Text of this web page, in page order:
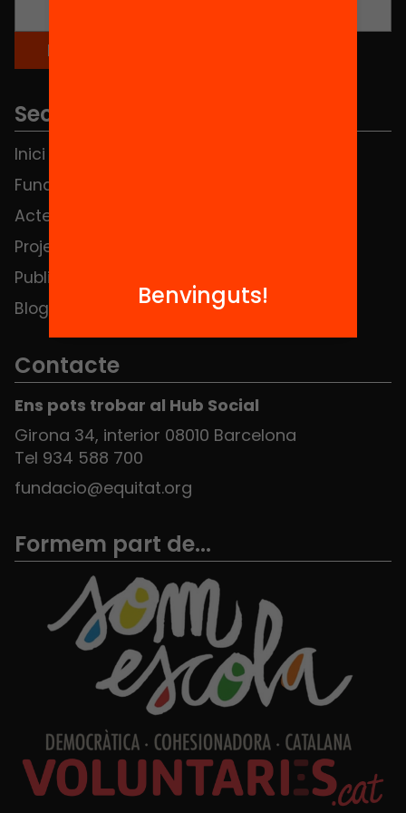
Seccions
Inici
Fundació
Actes
Projectes
Publicacions i vídeos
Blog
Contacte
Ens pots trobar al Hub Social
Girona 34, interior 08010 Barcelona
Tel 934 588 700
fundacio@equitat.org
Formem part de...
Benvinguts!